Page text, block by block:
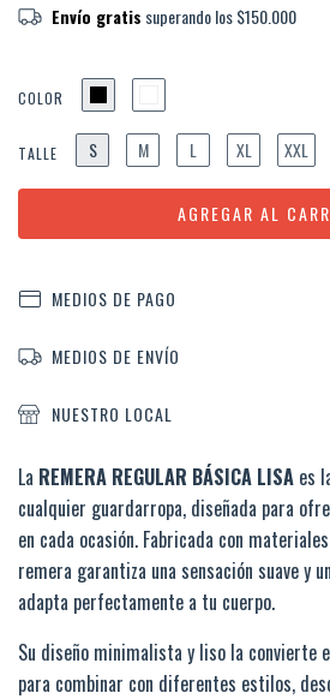
Envío gratis superando los$150.000
COLOR
TALLE S M L XL XXL
MEDIOS DE PAGO
MEDIOS DE ENVÍO
NUESTRO LOCAL
La REMERA REGULAR BÁSICA LISA es
cualquier guardarropa, diseñada para
en cada ocasión. Fabricada con
remera garantiza una sensación suave y
adapta perfectamente a tu cuerpo.
Su diseño minimalista y liso la convierte
para combinar con diferentes estilos,